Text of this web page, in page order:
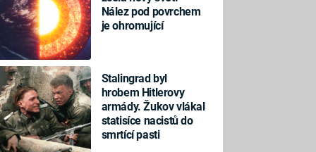
Nález pod povrchem
je ohromující
Stalingrad byl
hrobem Hitlerovy
armády. Žukov vlákal
statisíce nacistů do
smrtící pasti